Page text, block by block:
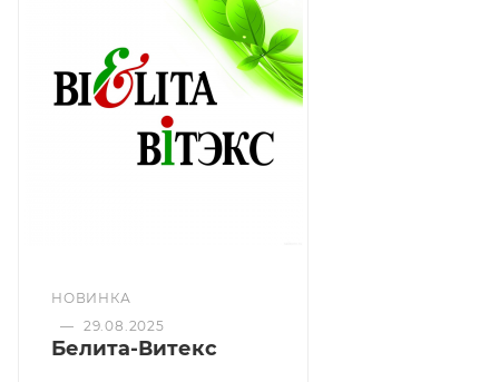
НОВИНКА
— 29.08.2025
Белита-Витекс